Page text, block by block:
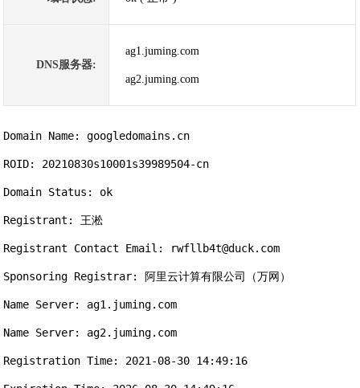
DNS服务器:
ag1.juming.com
ag2.juming.com
Domain Name: googledomains.cn
ROID: 20210830s10001s39989504-cn
Domain Status: ok
Registrant: 王淞
Registrant Contact Email: rwfllb4t@duck.com
Sponsoring Registrar: 阿里云计算有限公司（万网）
Name Server: ag1.juming.com
Name Server: ag2.juming.com
Registration Time: 2021-08-30 14:49:16